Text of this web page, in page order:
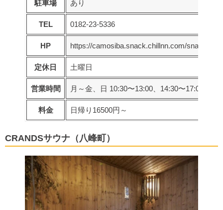
駐車場 あり
TEL 0182-23-5336
HP https://camosiba.snack.chillnn.com/snack/
定休日 土曜日
営業時間 月～金、日 10:30〜13:00、14:30〜17:00、
料金 日帰り16500円～
CRANDSサウナ（八峰町）